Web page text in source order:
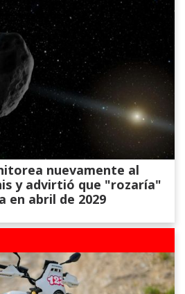
nuevamente al
y advirtió que "rozaría"
en abril de 2029